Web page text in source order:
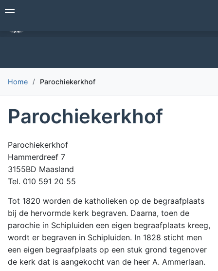
naar
gaan
Home Parochiekerkhof
Parochiekerkhof
Parochiekerkhof
Hammerdreef 7
3155BD Maasland
Tel. 010 591 20 55
Tot 1820 worden de katholieken op de begraafplaats
bij de hervormde kerk begraven. Daarna, toen de
parochie in Schipluiden een eigen begraafplaats kreeg,
wordt er begraven in Schipluiden. In 1828 sticht men
een eigen begraafplaats op een stuk grond tegenover
de kerk dat is aangekocht van de heer A. Ammerlaan.